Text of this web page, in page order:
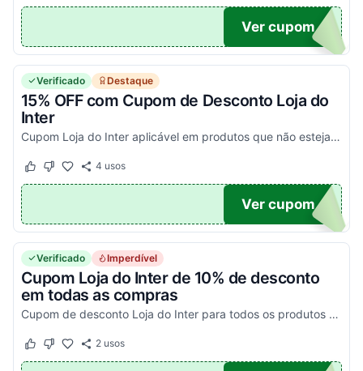
AL15
Ver cupom
Verificado Destaque
15% OFF com Cupom de Desconto Loja do
Inter
Cupom Loja do Inter aplicável em produtos que não estejam em promoção. Aplique o Voucher no carrinho e aproveite!
Este cupom funcionou
Este cupom não funcionou
4 usos
15
Ver cupom
Verificado Imperdível
Cupom Loja do Inter de 10% de desconto
em todas as compras
Cupom de desconto Loja do Inter para todos os produtos do site, exceto camisas de jogo. Pegue esse código promocional Loja do Inter e torça junto!
Este cupom funcionou
Este cupom não funcionou
2usos